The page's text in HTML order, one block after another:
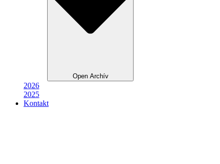
Open Archív
2026
2025
Kontakt